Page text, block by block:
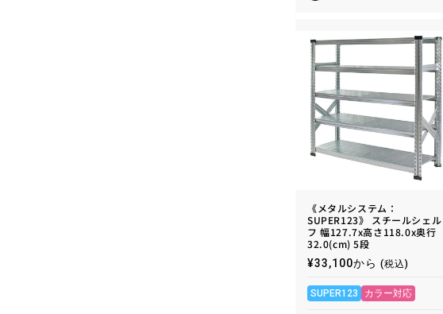
《メタルシステム：
SUPER123》 スチールシェル
フ 幅127.7x高さ118.0x奥行
32.0(cm) 5段
通
価
格
¥33,100から (税込)
SUPER123 カラー対応